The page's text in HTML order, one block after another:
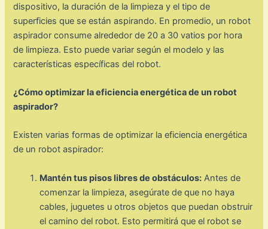
dispositivo, la duración de la limpieza y el tipo de
superficies que se están aspirando. En promedio, un robot
aspirador consume alrededor de 20 a 30 vatios por hora
de limpieza. Esto puede variar según el modelo y las
características específicas del robot.
¿Cómo optimizar la eficiencia energética de un robot
aspirador?
Existen varias formas de optimizar la eficiencia energética
de un robot aspirador:
Mantén tus pisos libres de obstáculos: Antes de
comenzar la limpieza, asegúrate de que no haya
cables, juguetes u otros objetos que puedan obstruir
el camino del robot. Esto permitirá que el robot se